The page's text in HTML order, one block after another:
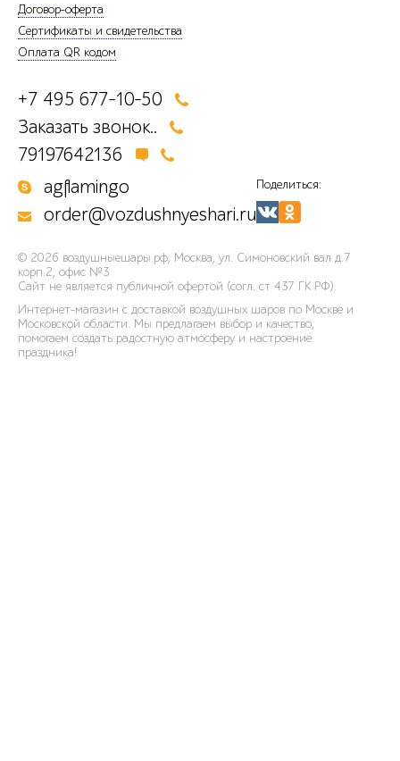
Договор-оферта
Сертификаты и свидетельства
Оплата QR кодом
+7 495 677-10-50
Заказать звонок..
79197642136
agflamingo
order@vozdushnyeshari.ru
Поделиться:
© 2026 воздушныешары.рф, Москва, ул. Симоновский вал д.7
корп.2, офис №3
Сайт не является публичной офертой (согл. ст 437 ГК РФ).
Интернет-магазин с доставкой воздушных шаров по Москве и
Московской области. Мы предлагаем выбор и качество,
помогаем создать радостную атмосферу и настроение
праздника!